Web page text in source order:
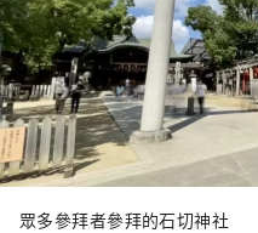
眾多參拜者參拜的石切神社